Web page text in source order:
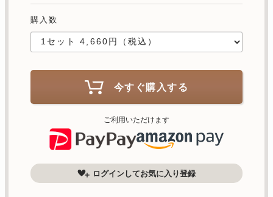
購入数
今すぐ購入する
ご利用いただけます
ログインしてお気に入り登録